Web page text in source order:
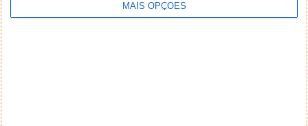
MAIS OPÇÕES